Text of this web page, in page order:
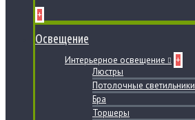
+
Освещение
Интерьерное освещение
+
Люстры
Потолочные светильники
Бра
Торшеры